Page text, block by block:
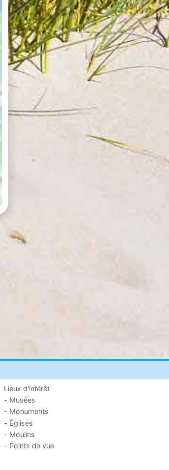
Lieux d'intérêt
- Musées
- Monuments
- Églises
- Moulins
- Points de vue